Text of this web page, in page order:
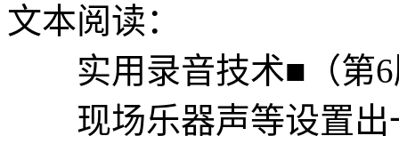
文本阅读：
实用录音技术■（第6
现场乐器声等设置出